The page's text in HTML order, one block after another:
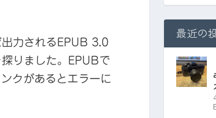
出力されるEPUB 3.0
りました。EPUBで
クがあるとエラーに
最近の